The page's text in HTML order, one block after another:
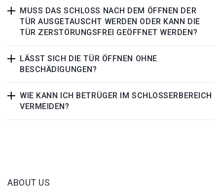
MUSS DAS SCHLOSS NACH DEM ÖFFNEN DER
TÜR AUSGETAUSCHT WERDEN ODER KANN DIE
TÜR ZERSTÖRUNGSFREI GEÖFFNET WERDEN?
LÄSST SICH DIE TÜR ÖFFNEN OHNE
BESCHÄDIGUNGEN?
WIE KANN ICH BETRÜGER IM SCHLOSSERBEREICH
VERMEIDEN?
ABOUT US